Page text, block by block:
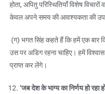
होता, अपितु परिस्थितियाँ विशेष
केवल अपने समय की आवश्यकता की
(ग) भगत सिंह कहते हैं कि हमें एक बार
उस पर अडिग रहना चाहिए। हमें
प्राप्त कर लेंगे।
‘जब देश के भाग्य का निर्णय हो रहा